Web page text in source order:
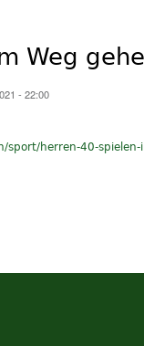
Weg
- 22:00
sport/herren-40-